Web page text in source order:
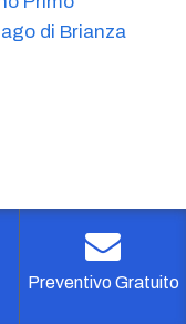
di Brianza
Preventivo Gratuito